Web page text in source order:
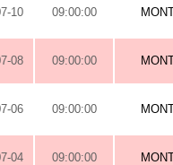
10 09:00:00
08 09:00:00
06 09:00:00
04 09:00:00